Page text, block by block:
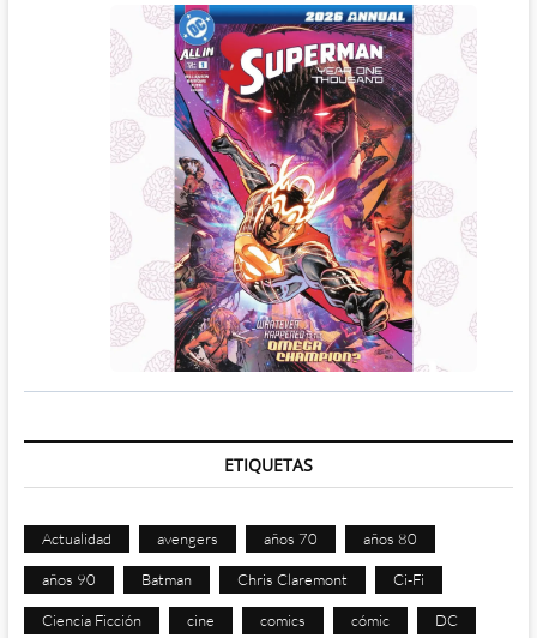
ETIQUETAS
Actualidad avengers años 70 años 80
años 90 Batman Chris Claremont Ci-Fi
Ciencia Ficción cine comics cómic DC